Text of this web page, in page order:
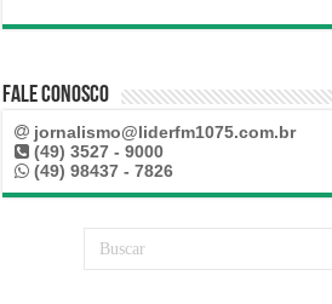
Fale Conosco
jornalismo@liderfm1075.com.br
(49) 3527 - 9000
(49) 98437 - 7826